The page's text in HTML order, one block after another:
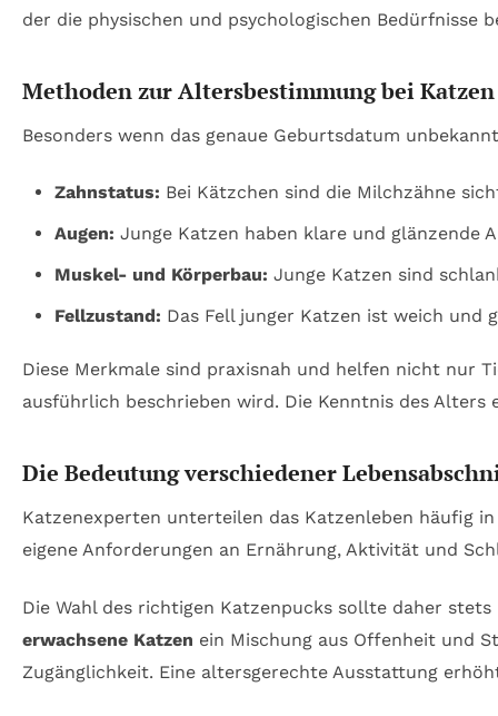
der die physischen und psychologischen Bedürfnisse
Methoden zur Altersbestimmung bei Katzen
Besonders wenn das genaue Geburtsdatum
Zahnstatus: Bei Kätzchen sind die Milchzähne
Augen: Junge Katzen haben klare und glänzende
Muskel- und Körperbau: Junge Katzen sind
Fellzustand: Das Fell junger Katzen ist weich und
Diese Merkmale sind praxisnah und helfen nicht nur
ausführlich beschrieben wird. Die Kenntnis des
Die Bedeutung verschiedener
Katzenexperten unterteilen das Katzenleben häufig
eigene Anforderungen an Ernährung, Aktivität und
Die Wahl des richtigen Katzenpucks sollte daher
erwachsene Katzen ein Mischung aus Offenheit und
Zugänglichkeit. Eine altersgerechte Ausstattung